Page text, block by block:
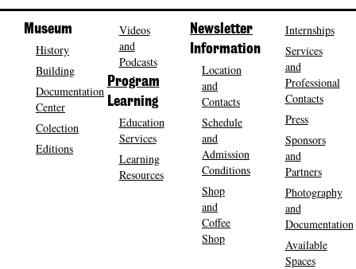
Museum
History
Building
Documentation
Center
Colection
Editions
Videos
and
Podcasts
Program
Learning
Education
Services
Learning
Resources
Newsletter
Information
Location
and
Contacts
Schedule
and
Admission
Conditions
Shop
and
Coffee
Shop
Internships
Services
and
Professional
Contacts
Press
Sponsors
and
Partners
Photography
and
Documentation
Available
Spaces